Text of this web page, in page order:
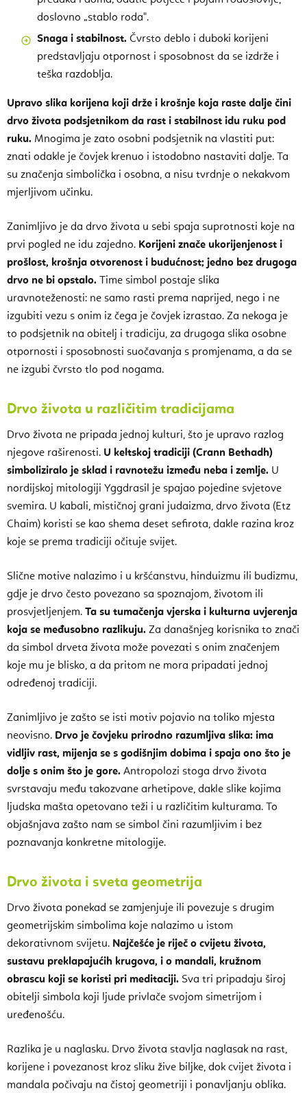
doslovno „stablo roda".
Snaga i stabilnost. Čvrsto deblo i duboki korijeni
predstavljaju otpornost i sposobnost da se izdrže i
teška razdoblja.
Upravo slika korijena koji drže i krošnje koja raste dalje čini
drvo života podsjetnikom da rast i stabilnost idu ruku pod
ruku. Mnogima je zato osobni podsjetnik na vlastiti put:
znati odakle je čovjek krenuo i istodobno nastaviti dalje. Ta
su značenja simbolička i osobna, a nisu tvrdnje o nekakvom
mjerljivom učinku.
Zanimljivo je da drvo života u sebi spaja suprotnosti koje na
prvi pogled ne idu zajedno. Korijeni znače ukorijenjenost i
prošlost, krošnja otvorenost i budućnost; jedno bez drugoga
drvo ne bi opstalo. Time simbol postaje slika
uravnoteženosti: ne samo rasti prema naprijed, nego i ne
izgubiti vezu s onim iz čega je čovjek izrastao. Za nekoga je
to podsjetnik na obitelj i tradiciju, za drugoga slika osobne
otpornosti i sposobnosti suočavanja s promjenama, a da se
ne izgubi čvrsto tlo pod nogama.
Drvo života u različitim tradicijama
Drvo života ne pripada jednoj kulturi, što je upravo razlog
njegove raširenosti. U keltskoj tradiciji (Crann Bethadh)
simboliziralo je sklad i ravnotežu između neba i zemlje. U
nordijskoj mitologiji Yggdrasil je spajao pojedine svjetove
svemira. U kabali, mističnoj grani judaizma, drvo života (Etz
Chaim) koristi se kao shema deset sefirota, dakle razina kroz
koje se prema tradiciji očituje svijet.
Slične motive nalazimo i u kršćanstvu, hinduizmu ili budizmu,
gdje je drvo često povezano sa spoznajom, životom ili
prosvjetljenjem. Ta su tumačenja vjerska i kulturna uvjerenja
koja se međusobno razlikuju. Za današnjeg korisnika to znači
da simbol drveta života može povezati s onim značenjem
koje mu je blisko, a da pritom ne mora pripadati jednoj
određenoj tradiciji.
Zanimljivo je zašto se isti motiv pojavio na toliko mjesta
neovisno. Drvo je čovjeku prirodno razumljiva slika: ima
vidljiv rast, mijenja se s godišnjim dobima i spaja ono što je
dolje s onim što je gore. Antropolozi stoga drvo života
svrstavaju među takozvane arhetipove, dakle slike kojima
ljudska mašta opetovano teži i u različitim kulturama. To
objašnjava zašto nam se simbol čini razumljivim i bez
poznavanja konkretne mitologije.
Drvo života i sveta geometrija
Drvo života ponekad se zamjenjuje ili povezuje s drugim
geometrijskim simbolima koje nalazimo u istom
dekorativnom svijetu. Najčešće je riječ o cvijetu života,
sustavu preklapajućih krugova, i o mandali, kružnom
obrascu koji se koristi pri meditaciji. Sva tri pripadaju široj
obitelji simbola koji ljude privlače svojom simetrijom i
uređenošću.
Razlika je u naglasku. Drvo života stavlja naglasak na rast,
korijene i povezanost kroz sliku žive biljke, dok cvijet života i
mandala počivaju na čistoj geometriji i ponavljanju oblika.